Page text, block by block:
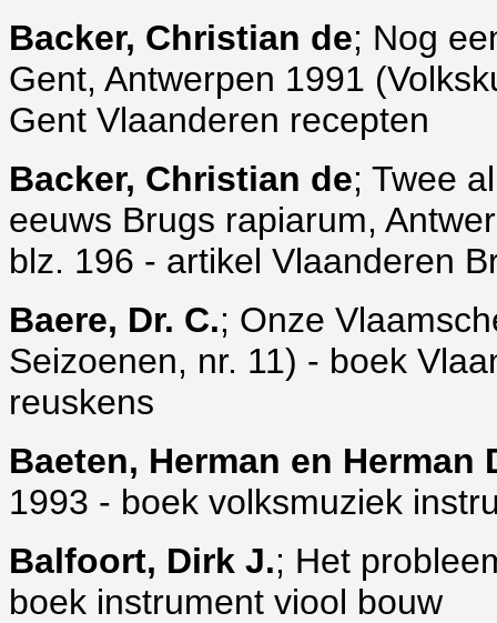
Backer, Christian de; Nog
Gent, Antwerpen 1991
Gent Vlaanderen recepten
Backer, Christian de; Twee
eeuws Brugs rapiarum,
blz. 196 - artikel Vlaanderen
Baere, Dr. C.; Onze
Seizoenen, nr. 11) - boek
reuskens
Baeten, Herman en Herman
1993 - boek volksmuziek
Balfoort, Dirk J.; Het
boek instrument viool bouw